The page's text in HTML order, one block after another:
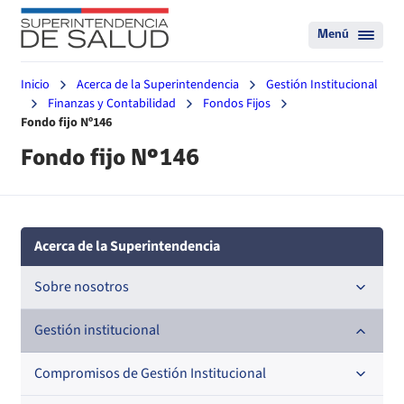
Menú
Inicio Acerca de la Superintendencia
Gestión Institucional
Finanzas y Contabilidad
Fondos Fijos
Fondo fijo Nº146
Fondo fijo Nº146
Acerca de la Superintendencia
Sobre nosotros
Historia
Definiciones estratégicas
Gestión institucional
Compromisos de Gestión Institucional